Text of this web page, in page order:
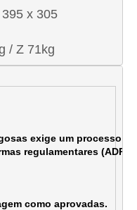
395 x 305
/ Z 71kg
exige um processo
regulamentares (ADR,
como aprovadas.